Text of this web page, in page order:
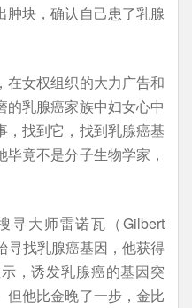
肿块，确认自己患了乳腺
在女权组织的大力广告和
的乳腺癌家族中妇女心中
，找到它，找到乳腺癌基
竟不是分子生物学家，
寻大师雷诺瓦（Gilbert
寻找乳腺癌基因，他获得
，诱发乳腺癌的基因突
但他比金晚了一步，金比